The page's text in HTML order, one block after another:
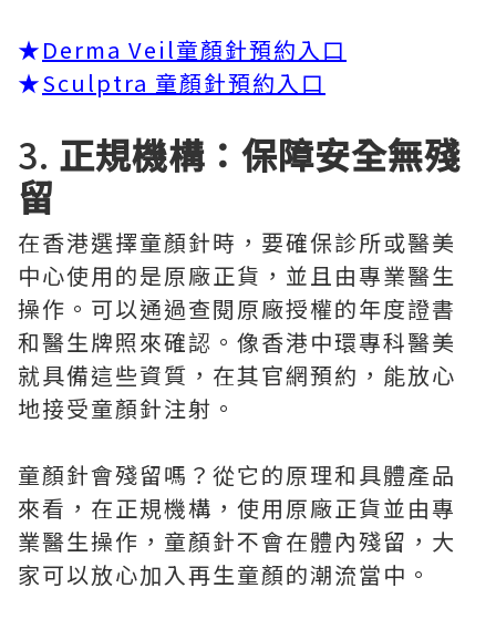
★Derma Veil童顏針預約入口
★Sculptra 童顏針預約入口
3. 正規機構：保障安全無殘
留
在香港選擇童顏針時，要確保診所或醫美
中心使用的是原廠正貨，並且由專業醫生
操作。可以通過查閱原廠授權的年度證書
和醫生牌照來確認。像香港中環專科醫美
就具備這些資質，在其官網預約，能放心
地接受童顏針注射。
童顏針會殘留嗎？從它的原理和具體產品
來看，在正規機構，使用原廠正貨並由專
業醫生操作，童顏針不會在體內殘留，大
家可以放心加入再生童顏的潮流當中。